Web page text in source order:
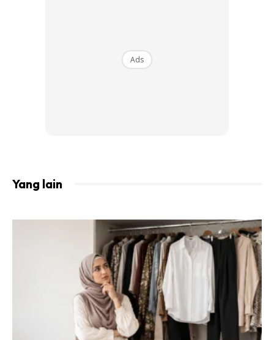
Inilah rutin harian set penjagaan wajah yang
dipakai waktu siang.
Ads
Yang lain